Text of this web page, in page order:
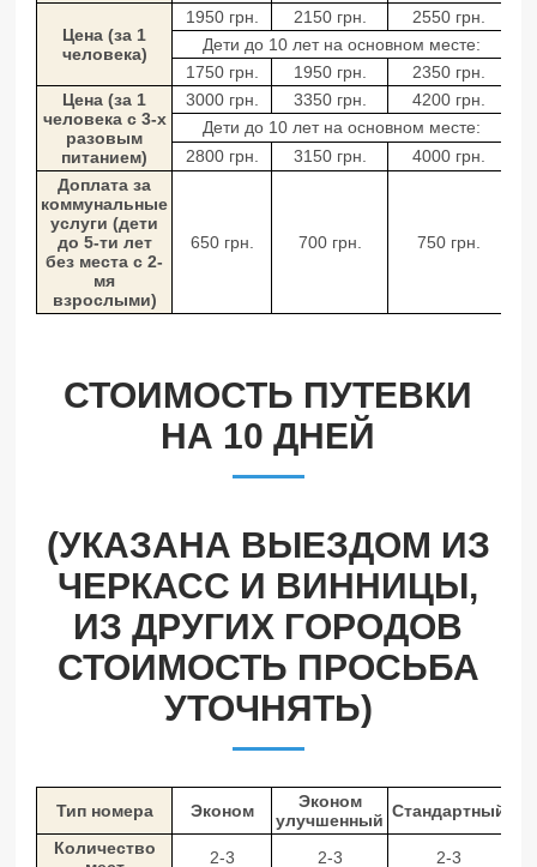
Цена (за 1
человека)
1950 грн. 2150 грн.
2550 грн.
Дети до 10 лет на основном месте:
1750 грн.
1950 грн.
2350 грн.
Цена (за 1
человека с 3-х
разовым
питанием)
3000 грн. 3350 грн.
4200 грн.
Дети до 10 лет на основном месте:
2800 грн.
3150 грн.
4000 грн.
Доплата за
коммунальные
услуги (дети
до 5-ти лет
без места с 2-
мя
взрослыми)
650 грн. 700 грн. 750 грн.
СТОИМОСТЬ ПУТЕВКИ
НА 10 ДНЕЙ
(УКАЗАНА ВЫЕЗДОМ ИЗ
ЧЕРКАСС И ВИННИЦЫ,
ИЗ ДРУГИХ ГОРОДОВ
СТОИМОСТЬ ПРОСЬБА
УТОЧНЯТЬ)
Тип номера Эконом
Эконом
улучшенный Стандартный
Количество
2-3 2-3 2-3